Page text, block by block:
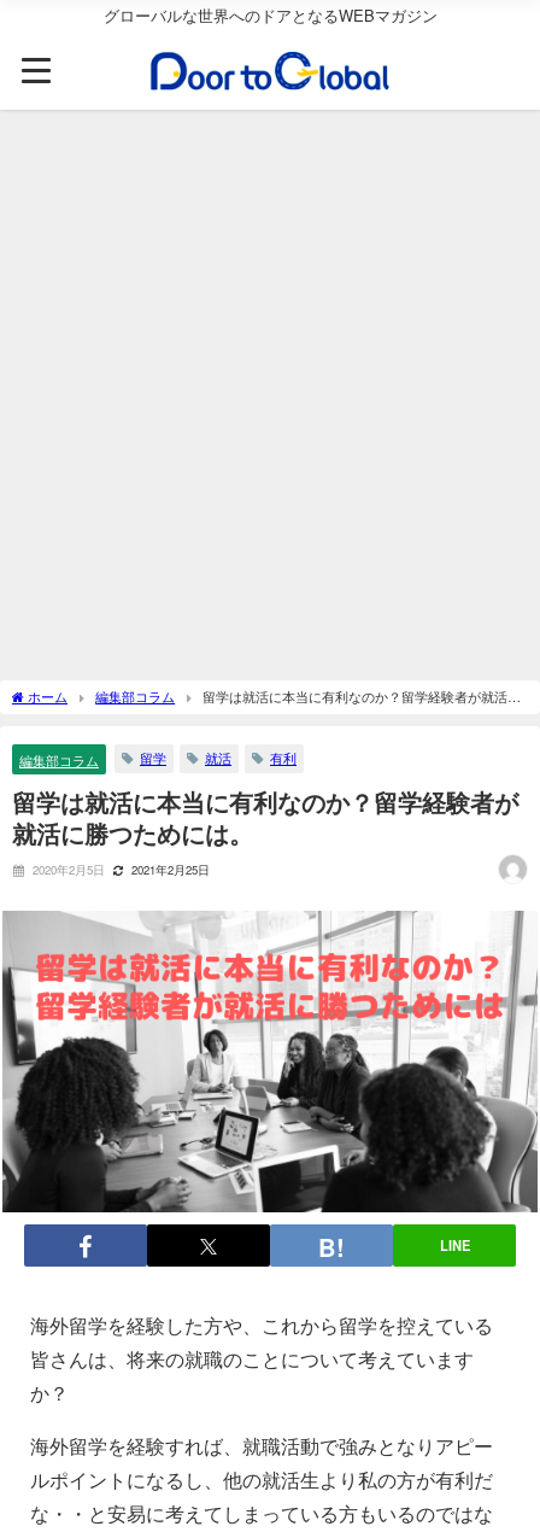
グローバルな世界へのドアとなるWEBマガジン
ホーム 編集部コラム
留学は就活に本当に有利なのか？留学経験者が就活に
編集部コラム 留学 就活 有利
留学は就活に本当に有利なのか？留学経験者が
就活に勝つためには。
2020年2月5日 2021年2月25日
LINE
海外留学を経験した方や、これから留学を控えている
皆さんは、将来の就職のことについて考えています
か？
海外留学を経験すれば、就職活動で強みとなりアピー
ルポイントになるし、他の就活生より私の方が有利だ
な・・と安易に考えてしまっている方もいるのではな